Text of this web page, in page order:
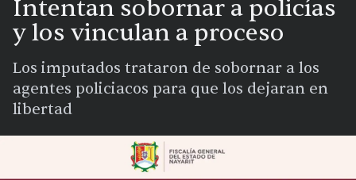
Intentan sobornar a policías
y los vinculan a proceso
Los imputados trataron de sobornar a los
agentes policiacos para que los dejaran en
libertad